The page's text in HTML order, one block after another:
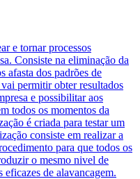
e tornar processos
Consiste na eliminação da
afasta dos padrões de
permitir obter resultados
e possibilitar aos
todos os momentos da
é criada para testar um
consiste em realizar a
para que todos os
o mesmo nivel de
eficazes de alavancagem.